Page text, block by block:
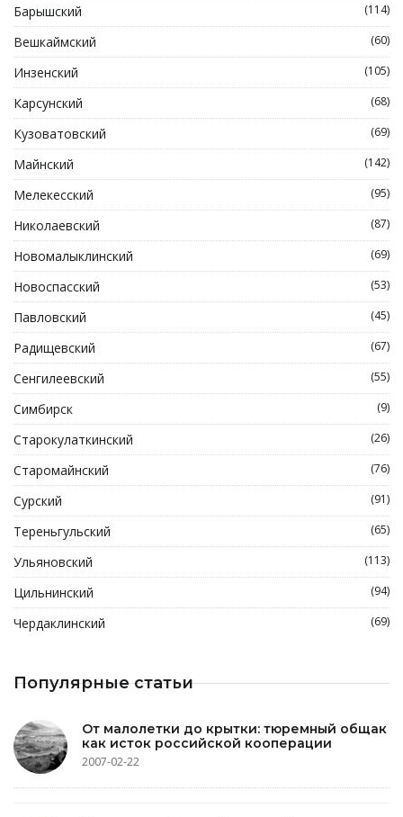
Барышский (114)
Вешкаймский (60)
Инзенский (105)
Карсунский (68)
Кузоватовский (69)
Майнский (142)
Мелекесский (95)
Николаевский (87)
Новомалыклинский (69)
Новоспасский (53)
Павловский (45)
Радищевский (67)
Сенгилеевский (55)
Симбирск (9)
Старокулаткинский (26)
Старомайнский (76)
Сурский (91)
Тереньгульский (65)
Ульяновский (113)
Цильнинский (94)
Чердаклинский (69)
Популярные статьи
От малолетки до крытки: тюремный общак
как исток российской кооперации
2007-02-22